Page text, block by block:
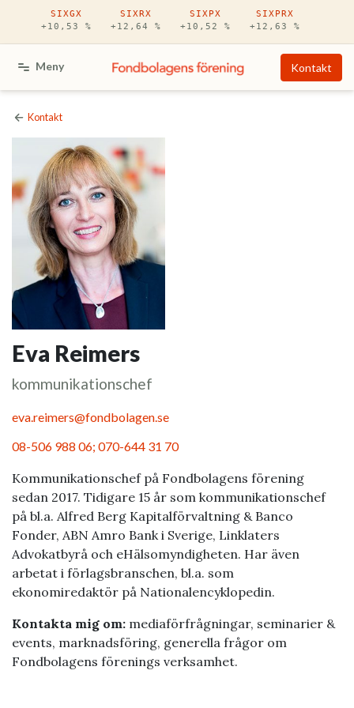
Hoppa till huvudinnehåll
SIXGX
+10,53 %
SIXRX
+12,64 %
SIXPX
+10,52 %
SIXPRX
+12,63 %
Meny Kontakt
Kontakt
Eva Reimers
kommunikationschef
eva.reimers@fondbolagen.se
08-506 988 06; 070-644 31 70
Kommunikationschef på Fondbolagens förening
sedan 2017. Tidigare 15 år som kommunikationschef
på bl.a. Alfred Berg Kapitalförvaltning & Banco
Fonder, ABN Amro Bank i Sverige, Linklaters
Advokatbyrå och eHälsomyndigheten. Har även
arbetat i förlagsbranschen, bl.a. som
ekonomiredaktör på Nationalencyklopedin.
Kontakta mig om: mediaförfrågningar, seminarier &
events, marknadsföring, generella frågor om
Fondbolagens förenings verksamhet.